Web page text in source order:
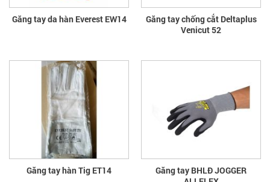
Găng tay da hàn Everest EW14
Găng tay chống cắt Deltaplus
Venicut 52
Găng tay hàn Tig ET14
Găng tay BHLĐ JOGGER